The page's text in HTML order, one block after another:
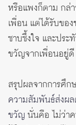
หรือแพงก็ตาม กล่
เพื่อน แต่ได้รับขอ
ซาบซึ้งใจ และปร
ขวัญจากเพื่อนอยู่ดี
สรุปผลจากการศึก
ความสัมพันธ์ส่งผล
ขวัญ นั่นคือ ไม่ว่าค